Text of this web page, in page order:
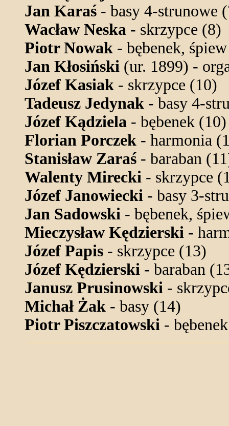
Jan Karaś - basy 4-strunowe
Wacław Neska - skrzypce (8)
Piotr Nowak - bębenek,
Jan Kłosiński (ur. 1899) -
Józef Kasiak - skrzypce (10)
Tadeusz Jedynak - basy 4-
Józef Kądziela - bębenek (10)
Florian Porczek - harmonia
Stanisław Zaraś - baraban
Walenty Mirecki - skrzypce
Józef Janowiecki - basy 3-
Jan Sadowski - bębenek,
Mieczysław Kędzierski -
Józef Papis - skrzypce (13)
Józef Kędzierski - baraban
Janusz Prusinowski -
Michał Żak - basy (14)
Piotr Piszczatowski -